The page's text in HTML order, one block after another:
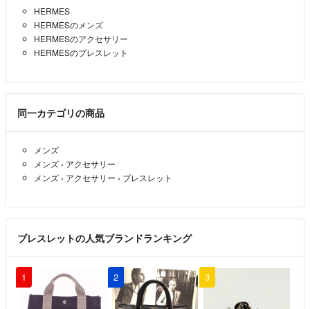
鑑定書付きですか、400,000円の価格で購入でよろしいでしょうか。
どうぞよろしくお願いいたします。
初期の物なので800の可能性もあるかと思いますが、そこまでは分か
りかねます。
出品者 peipei- 2年以上前
シルバーは925ですか、それとも800ですか。
Alc3%- 2年以上前
素材はシルバーです。
ご希望の金額などはございますでしょうか？？
HERMES
HERMESのメンズ
HERMESのアクセサリー
HERMESのブレスレット
同一カテゴリの商品
メンズ
メンズ › アクセサリー
メンズ › アクセサリー › ブレスレット
ブレスレットの人気ブランドランキング
1 2 3